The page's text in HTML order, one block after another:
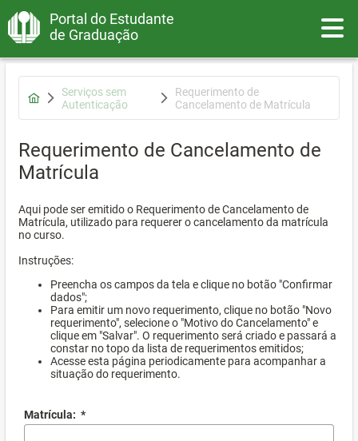
Portal do Estudante
de Graduação
Serviços sem
Autenticação
Requerimento de
Cancelamento de Matrícula
Requerimento de Cancelamento de
Matrícula
Aqui pode ser emitido o Requerimento de Cancelamento de
Matrícula, utilizado para requerer o cancelamento da matrícula
no curso.
Instruções:
Preencha os campos da tela e clique no botão "Confirmar
dados";
Para emitir um novo requerimento, clique no botão "Novo
requerimento", selecione o "Motivo do Cancelamento" e
clique em "Salvar". O requerimento será criado e passará a
constar no topo da lista de requerimentos emitidos;
Acesse esta página periodicamente para acompanhar a
situação do requerimento.
Matrícula: *